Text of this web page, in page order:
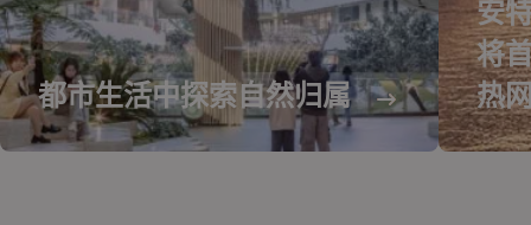
都市生活中探索自然归属
安
将
热